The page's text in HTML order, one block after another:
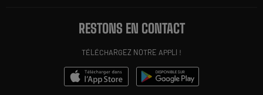
RESTONS EN CONTACT
TÉLÉCHARGEZ NOTRE APPLI !